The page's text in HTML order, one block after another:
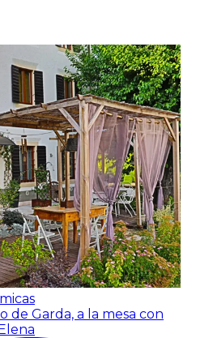
de Garda, a la mesa con